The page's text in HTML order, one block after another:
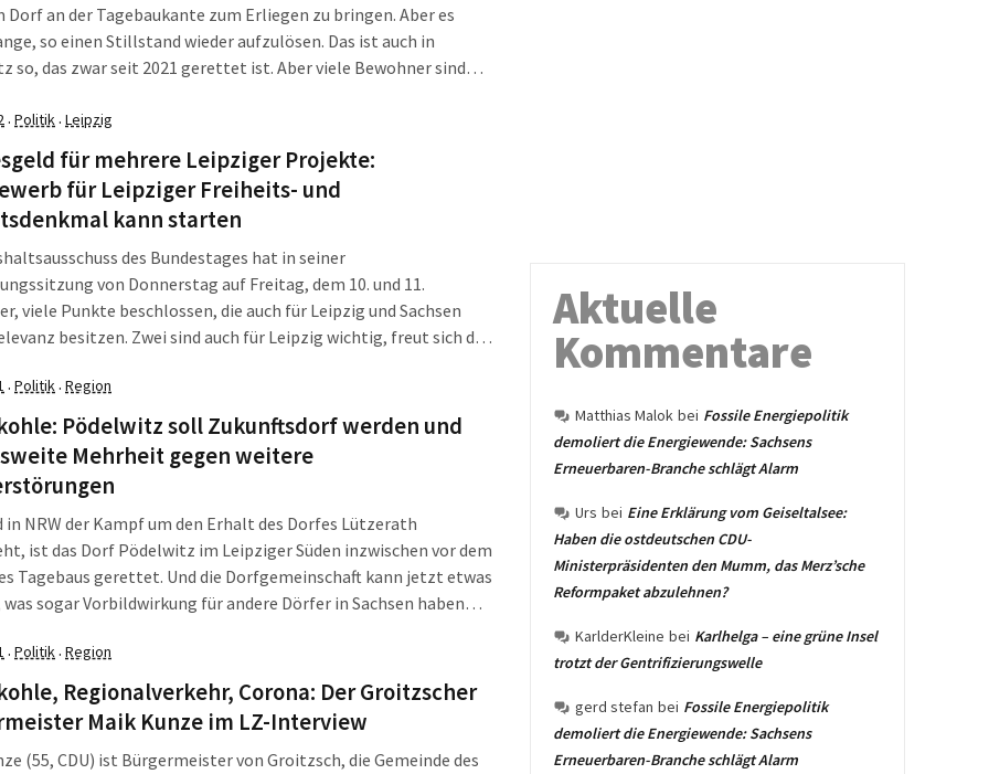
Dorf an der Tagebaukante zum Erliegen zu bringen. Aber es
so einen Stillstand wieder aufzulösen. Das ist auch in
so, das zwar seit 2021 gerettet ist. Aber viele Bewohner sind
· Politik· Leipzig
für mehrere Leipziger Projekte:
für Leipziger Freiheits- und
kann starten
des Bundestages hat in seiner
von Donnerstag auf Freitag, dem 10. und 11.
viele Punkte beschlossen, die auch für Leipzig und Sachsen
besitzen. Zwei sind auch für Leipzig wichtig, freut sich die
ist: „Wichtige Projekte für Ostdeutschland wie das
[…]
· Politik· Region
Pödelwitz soll Zukunftsdorf werden und
Mehrheit gegen weitere
in NRW der Kampf um den Erhalt des Dorfes Lützerath
ist das Dorf Pödelwitz im Leipziger Süden inzwischen vor dem
Tagebaus gerettet. Und die Dorfgemeinschaft kann jetzt etwas
was sogar Vorbildwirkung für andere Dörfer in Sachsen haben
Pödelwitzer ihr Konzept im Groitzscher Stadtrat vor.
· Politik· Region
Regionalverkehr, Corona: Der Groitzscher
Maik Kunze im LZ-Interview
(55, CDU) ist Bürgermeister von Groitzsch, die Gemeinde des
Aktuelle
Kommentare
Matthias Malok bei Fossile Energiepolitik
demoliert die Energiewende: Sachsens
Erneuerbaren-Branche schlägt Alarm
Urs bei Eine Erklärung vom Geiseltalsee:
Haben die ostdeutschen CDU-
Ministerpräsidenten den Mumm, das Merz’sche
Reformpaket abzulehnen?
KarlderKleine bei Karlhelga – eine grüne Insel
trotzt der Gentrifizierungswelle
gerd stefan bei Fossile Energiepolitik
demoliert die Energiewende: Sachsens
Erneuerbaren-Branche schlägt Alarm